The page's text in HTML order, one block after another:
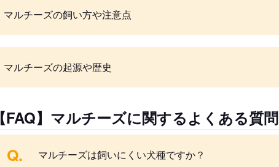
マルチーズの飼い方や注意点
マルチーズの起源や歴史
【FAQ】マルチーズに関するよくある質問
Q. マルチーズは飼いにくい犬種ですか？